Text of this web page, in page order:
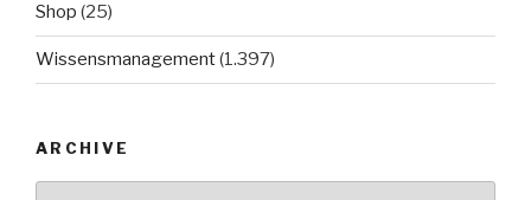
Shop (25)
Wissensmanagement(1.397)
ARCHIVE